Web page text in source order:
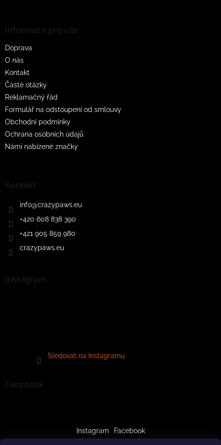
Informace pro vás
Doprava
O nás
Kontakt
Časté otázky
Reklamačný řád
Formulář na odstoupení od smlouvy
Obchodní podmínky
Ochrana osobních údajů
Námi nabízené značky
Kontakt
info@crazypaws.eu
+420 608 838 390
+421 905 859 980
crazypaws.eu
Instagram
Sledovat na Instagramu
Facebook
Instagram Facebook